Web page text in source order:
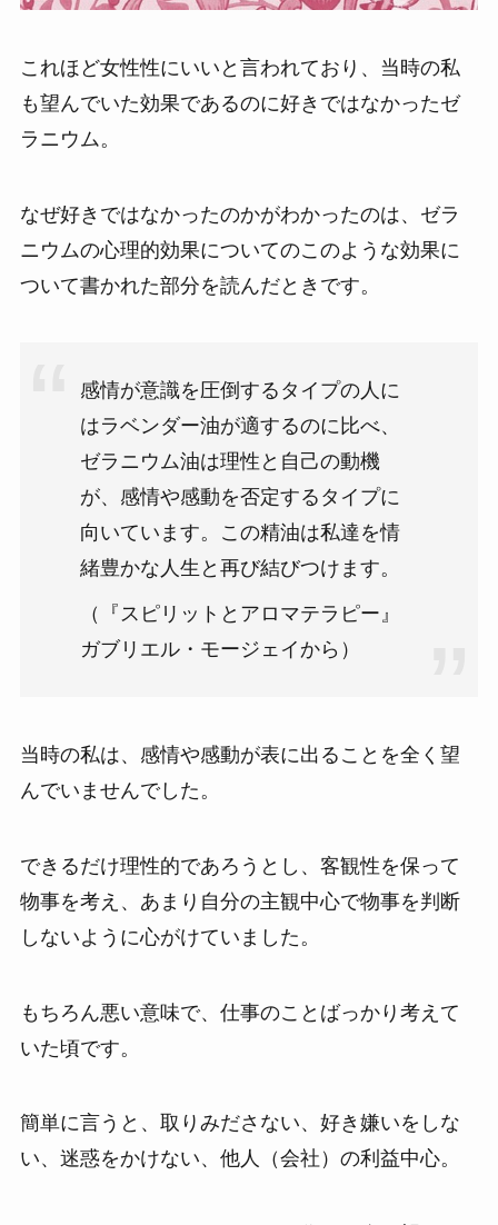
これほど女性性にいいと言われており、当時の私
も望んでいた効果であるのに好きではなかったゼ
ラニウム。
なぜ好きではなかったのかがわかったのは、ゼラ
ニウムの心理的効果についてのこのような効果に
ついて書かれた部分を読んだときです。
感情が意識を圧倒するタイプの人に
はラベンダー油が適するのに比べ、
ゼラニウム油は理性と自己の動機
が、感情や感動を否定するタイプに
向いています。この精油は私達を情
緒豊かな人生と再び結びつけます。
（『スピリットとアロマテラピー』
ガブリエル・モージェイから）
当時の私は、感情や感動が表に出ることを全く望
んでいませんでした。
できるだけ理性的であろうとし、客観性を保って
物事を考え、あまり自分の主観中心で物事を判断
しないように心がけていました。
もちろん悪い意味で、仕事のことばっかり考えて
いた頃です。
簡単に言うと、取りみださない、好き嫌いをしな
い、迷惑をかけない、他人（会社）の利益中心。